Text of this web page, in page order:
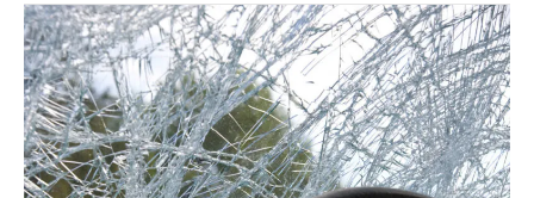
Causas
Comunes
de
los
Accidentes
de
Camiones
de